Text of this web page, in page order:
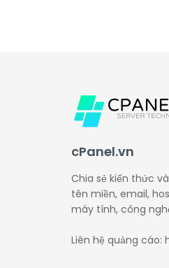
cPanel.vn
Chia sẻ kiến thức
tên miền, email,
máy tính, công
Liên hệ quảng cáo: